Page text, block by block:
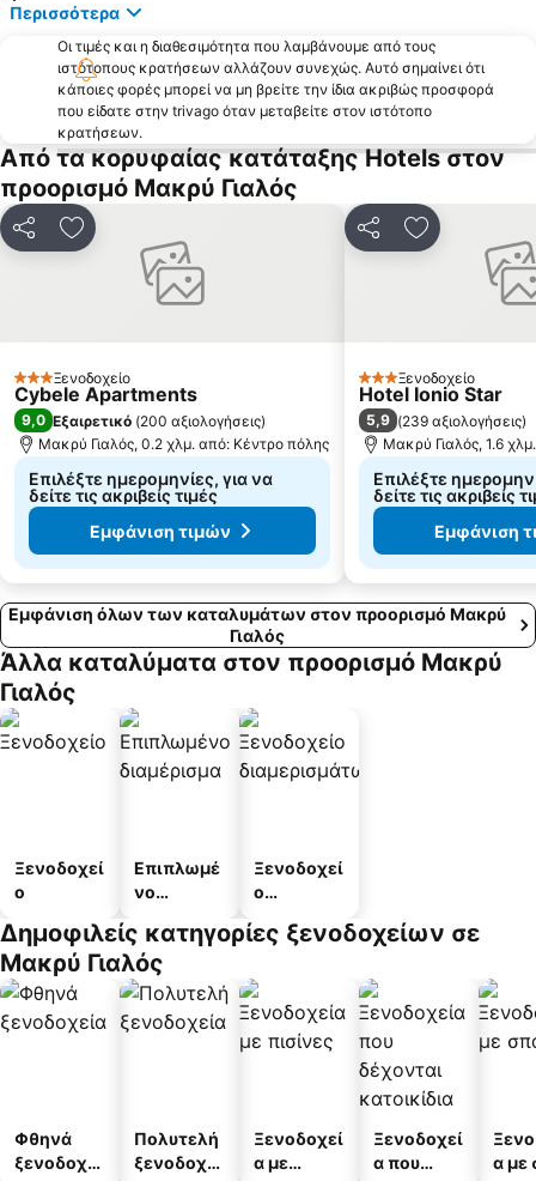
Μαρίνα Αγίου Νικολάου
Δυτική Παραλία της Ιεράπετρας
Xerocambos
Ανατολική παραλία Ιεράπετρας
Αλμυρός
Παναγία Κερά Κριτσάς
Άγιος Νικόλαος
Αρχαιολογικό Μουσείο Σητείας
Κολοκύθα
Σπιναλόγκα
Του Ληστή ο Σπήλιος
Πόρος 1 ή Χιώνα
Casa dei Mezzo Music Festival
Ανεμόμυλοι στην Ελούντα
Περισσότερα
Οι τιμές και η διαθεσιμότητα που λαμβάνουμε από τους
ιστότοπους κρατήσεων αλλάζουν συνεχώς. Αυτό σημαίνει ότι
κάποιες φορές μπορεί να μη βρείτε την ίδια ακριβώς προσφορά
που είδατε στην trivago όταν μεταβείτε στον ιστότοπο
κρατήσεων.
Από τα κορυφαίας κατάταξης Hotels στον
προορισμό Μακρύ Γιαλός
ΚοινοποίησηΠροσθήκη στα αγαπημένα
3 ΑστέριαΞενοδοχείο
Cybele Apartments
9,0 Εξαιρετικό (200 αξιολογήσεις)
Μακρύ Γιαλός, 0.2 χλμ. από: Κέντρο πόλης
Επιλέξτε ημερομηνίες, για να
δείτε τις ακριβείς τιμές
Εμφάνιση τιμών
ΚοινοποίησηΠροσθήκη
3 ΑστέριαΞενοδοχείο
Hotel Ionio Star
5,9 (239 αξιολογήσεις)
Μακρύ Γιαλός, 1.6
Επιλέξτε
δείτε τις ακριβείς
Εμφάνιση
Εμφάνιση όλων των καταλυμάτων στον προορισμό Μακρύ
Γιαλός
Άλλα καταλύματα στον προορισμό Μακρύ
Γιαλός
Ξενοδοχεί
ο
Επιπλωμέ
νο
α
Ξενοδοχεί
ο
άτων
Δημοφιλείς κατηγορίες ξενοδοχείων σε
Μακρύ Γιαλός
Φθηνά
ξενοδοχεί
Πολυτελή
ξενοδοχεί
Ξενοδοχεί
α με
Ξενοδοχεί
α που
α με